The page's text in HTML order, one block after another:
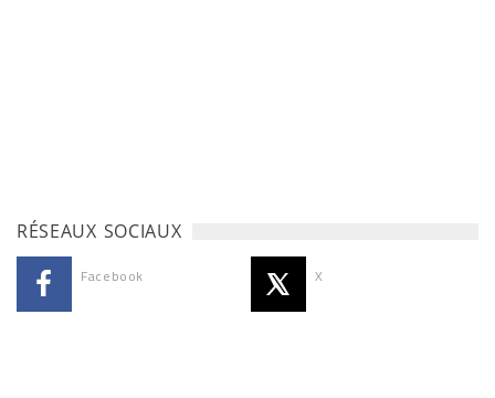
RÉSEAUX SOCIAUX
Facebook X